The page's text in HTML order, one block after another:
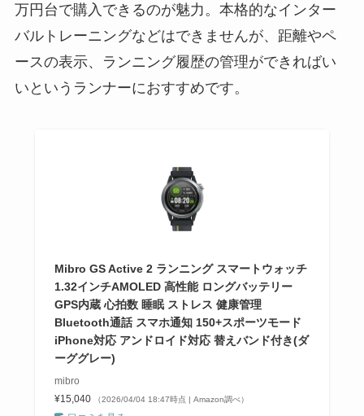
万円台で購入できるのが魅力。本格的なインター
バルトレーニングなどはできませんが、距離やペ
ースの表示、ランニング履歴の管理ができればい
いというランナーにおすすめです。
Mibro GS Active 2 ランニング スマートウォッチ
1.32インチAMOLED 高性能 ロングバッテリー
GPS内蔵 心拍数 睡眠 ストレス 健康管理
Bluetooth通話 スマホ通知 150+スポーツモード
iPhone対応 アンドロイド対応 替えバンド付き(ダ
ーググレー)
mibro
¥15,040
（2026/04/04 18:47時点 | Amazon調べ）